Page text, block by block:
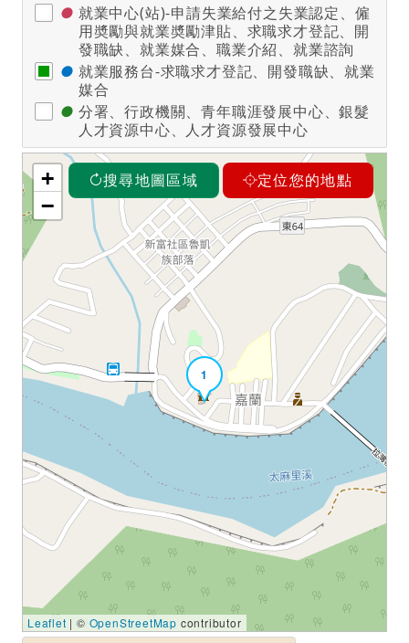
● 就業中心(站)-申請失業給付之失業認定、僱
用奬勵與就業奬勵津貼、求職求才登記、開
發職缺、就業媒合、職業介紹、就業諮詢
● 就業服務台-求職求才登記、開發職缺、就業
媒合
● 分署、行政機關、青年職涯發展中心、銀髮
人才資源中心、人才資源發展中心
搜尋地圖區域 定位您的地點
1
+
−
Leaflet | © OpenStreetMap contributor